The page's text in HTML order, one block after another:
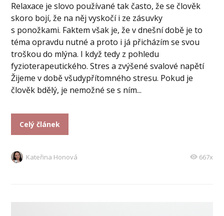
Relaxace je slovo používané tak často, že se člověk
skoro bojí, že na něj vyskočí i ze zásuvky
s ponožkami. Faktem však je, že v dnešní době je to
téma opravdu nutné a proto i já přicházím se svou
troškou do mlýna. I když tedy z pohledu
fyzioterapeutického. Stres a zvýšené svalové napětí
Žijeme v době všudypřítomného stresu. Pokud je
člověk bdělý, je nemožné se s ním...
Celý článek
Kateřina Honová 667x